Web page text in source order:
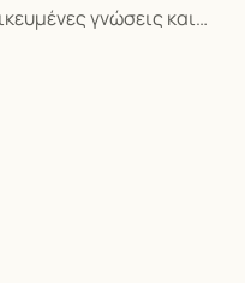
γνώσεις και…